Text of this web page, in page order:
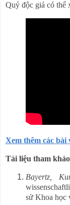
Quý độc giả có thể
Xem thêm các
Tài liệu tham khảo
Bayertz,
sử Khoa học